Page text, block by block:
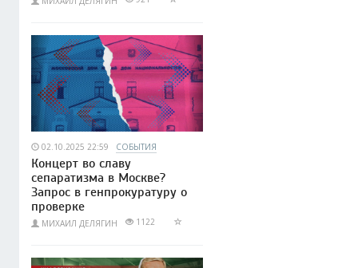
02.10.2025 22:59 СОБЫТИЯ
Концерт во славу
сепаратизма в Москве?
Запрос в генпрокуратуру о
проверке
МИХАИЛ ДЕЛЯГИН 1122